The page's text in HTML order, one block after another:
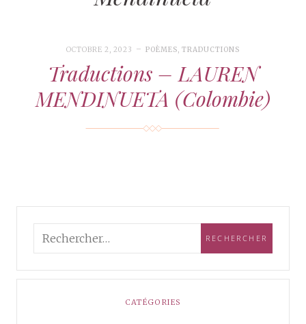
OCTOBRE 2, 2023 POÈMES,TRADUCTIONS
Traductions – LAUREN
MENDINUETA (Colombie)
CATÉGORIES